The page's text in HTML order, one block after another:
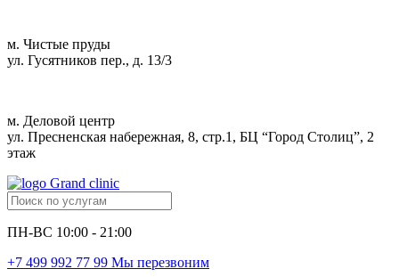
м. Чистые пруды
ул. Гусятников пер., д. 13/3
м. Деловой центр
ул. Пресненская набережная, 8, стр.1, БЦ “Город Столиц”, 2
этаж
ПН-ВС 10:00 - 21:00
+7 499 992 77 99 Мы перезвоним